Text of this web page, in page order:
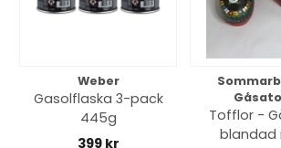
Weber
Gasolflaska 3-pack
445g
399 kr
Tofflor -
blandad